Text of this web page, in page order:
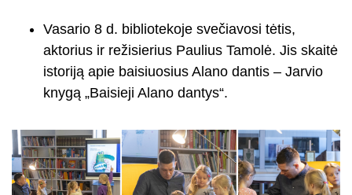
Vasario 8 d. bibliotekoje svečiavosi tėtis,
aktorius ir režisierius Paulius Tamolė. Jis skaitė
istoriją apie baisiuosius Alano dantis – Jarvio
knygą „Baisieji Alano dantys“.